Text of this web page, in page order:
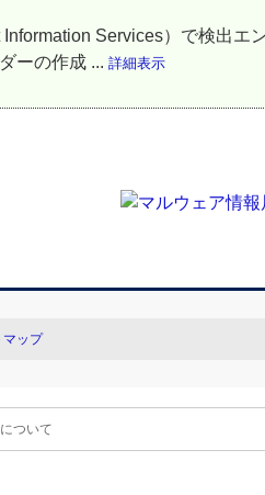
Services）で検出エ
ーの作成 ... 詳細表示
マップ
ついて